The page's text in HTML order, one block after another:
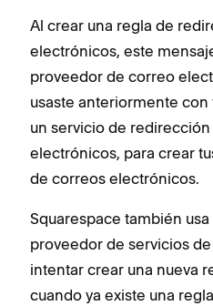
Al crear una regla de
electrónicos, este
proveedor de correo
usaste anteriormente
un servicio de
electrónicos, para crear
de correos electrónicos.
Squarespace también
proveedor de servicios
intentar crear una nueva
cuando ya existe una